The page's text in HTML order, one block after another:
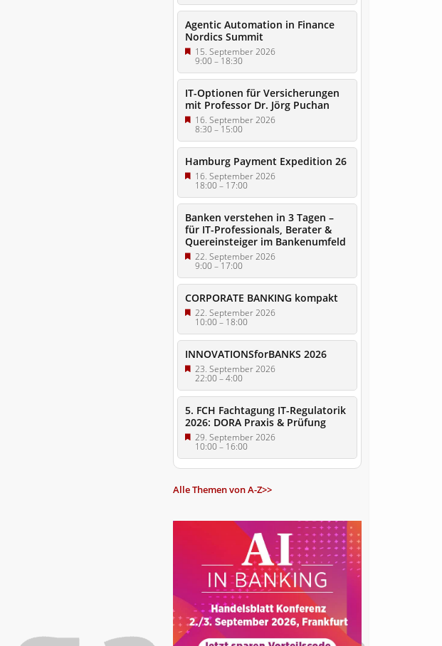
Agentic Automation in Finance
Nordics Summit
15. September 2026
9:00–18:30
IT-Optionen für Versicherungen
mit Professor Dr. Jörg Puchan
16. September 2026
8:30–15:00
Hamburg Payment Expedition 26
16. September 2026
18:00– 17:00
Banken verstehen in 3 Tagen –
für IT-Professionals, Berater &
Quereinsteiger im Bankenumfeld
22. September 2026
9:00–17:00
CORPORATE BANKING kompakt
22. September 2026
10:00– 18:00
INNOVATIONSforBANKS 2026
23. September 2026
22:00–4:00
5. FCH Fachtagung IT-Regulatorik
2026: DORA Praxis & Prüfung
29. September 2026
10:00– 16:00
Alle Themen von A-Z>>